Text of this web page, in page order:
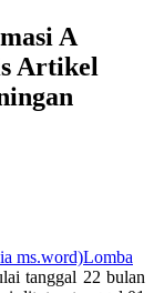
A
Artikel
Lomba
tanggal 22 bulan